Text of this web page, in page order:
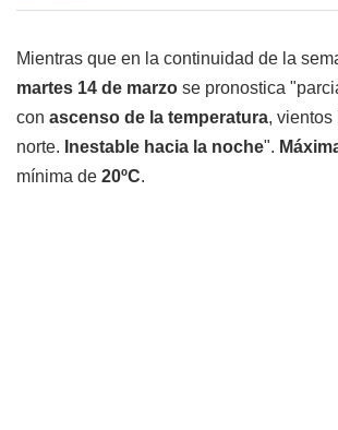
Mientras que en la continuidad de la
martes 14 de marzo se pronostica
con ascenso de la temperatura, vientos
norte. Inestable hacia la noche".
mínima de 20ºC.